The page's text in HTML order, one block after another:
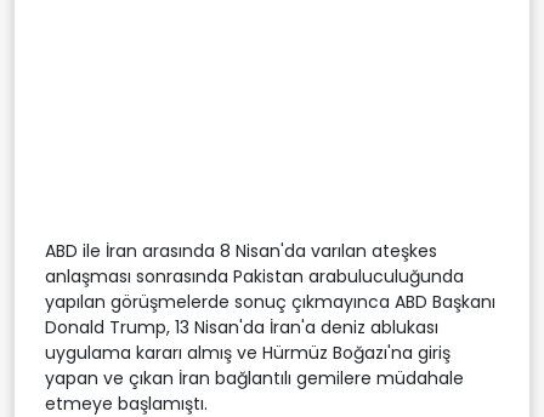
ABD ile İran arasında 8 Nisan'da varılan ateşkes
anlaşması sonrasında Pakistan arabuluculuğunda
yapılan görüşmelerde sonuç çıkmayınca ABD Başkanı
Donald Trump, 13 Nisan'da İran'a deniz ablukası
uygulama kararı almış ve Hürmüz Boğazı'na giriş
yapan ve çıkan İran bağlantılı gemilere müdahale
etmeye başlamıştı.